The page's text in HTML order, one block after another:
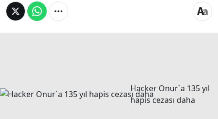
Hacker Onur`a 135 yıl
hapis cezası daha